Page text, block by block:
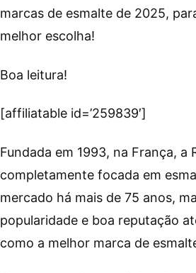
marcas de esmalte de 2025,
melhor escolha!
Boa leitura!
[affiliatable id=’259839′]
Fundada em 1993, na França, a
completamente focada em
mercado há mais de 75 anos,
popularidade e boa reputação
como a melhor marca de